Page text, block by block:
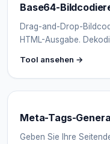
Base64-
Drag-and-Drop-
HTML-Ausgabe.
Tool ansehen →
Meta-Tags-
Geben Sie Ihre